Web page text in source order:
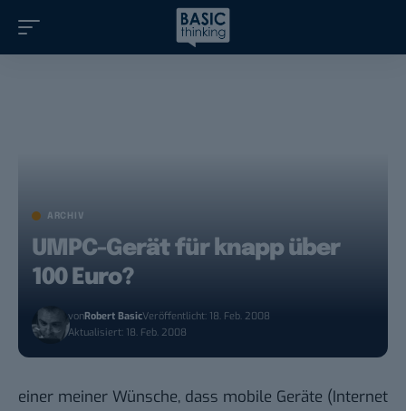
ARCHIV
UMPC-Gerät für knapp über
100 Euro?
vonRobert BasicVeröffentlicht: 18. Feb. 2008
Aktualisiert: 18. Feb. 2008
einer meiner Wünsche, dass mobile Geräte (Internet